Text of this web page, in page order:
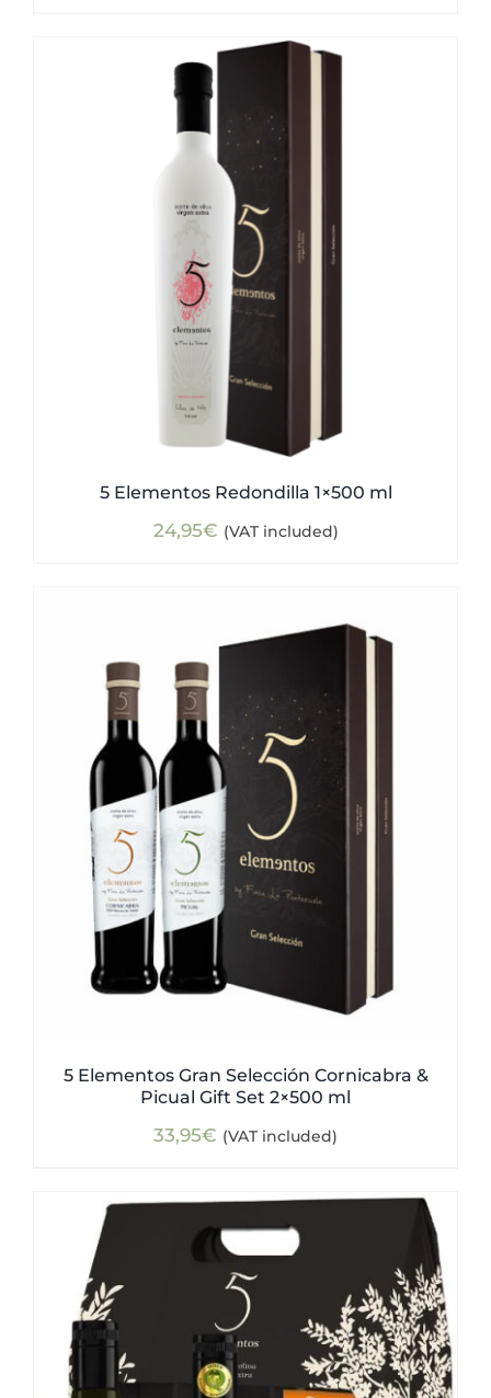
5 Elementos Redondilla 1×500 ml
24,95€ (VAT included)
5 Elementos Gran Selección Cornicabra &
Picual Gift Set 2×500 ml
33,95€ (VAT included)